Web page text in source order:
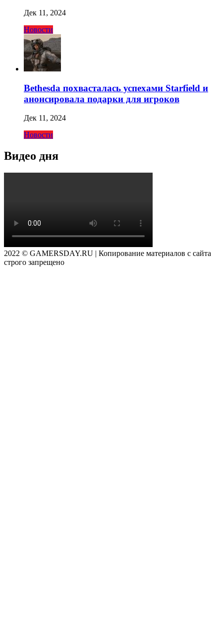
Дек 11, 2024
Новости
Bethesda похвасталась успехами Starfield и
анонсировала подарки для игроков
Дек 11, 2024
Новости
Видео дня
2022 © GAMERSDAY.RU | Копирование материалов с сайта
строго запрещено